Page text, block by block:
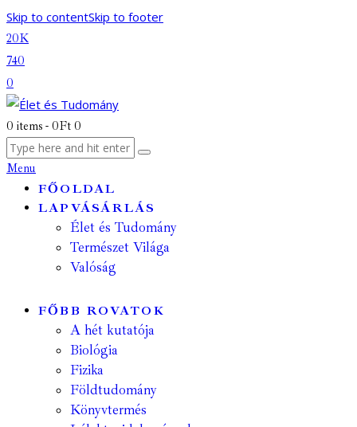
Skip to contentSkip to footer
20K
740
0
0 items - 0Ft 0
Menu
FŐOLDAL
LAPVÁSÁRLÁS
Élet és Tudomány
Természet Világa
Valóság
FŐBB ROVATOK
A hét kutatója
Biológia
Fizika
Földtudomány
Könyvtermés